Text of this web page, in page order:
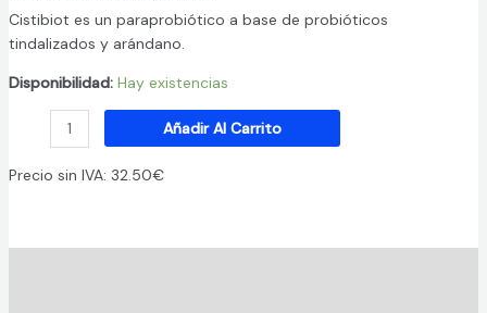
Cistibiot es un paraprobiótico a base de probióticos
tindalizados y arándano.
Disponibilidad: Hay existencias
Añadir Al Carrito
Precio sin IVA: 32.50€